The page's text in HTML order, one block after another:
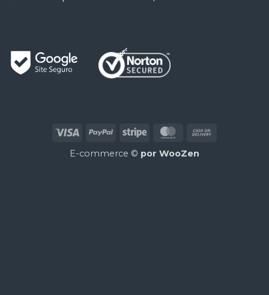
Visa PayPal Stripe MasterCard
E-commerce © por WooZen